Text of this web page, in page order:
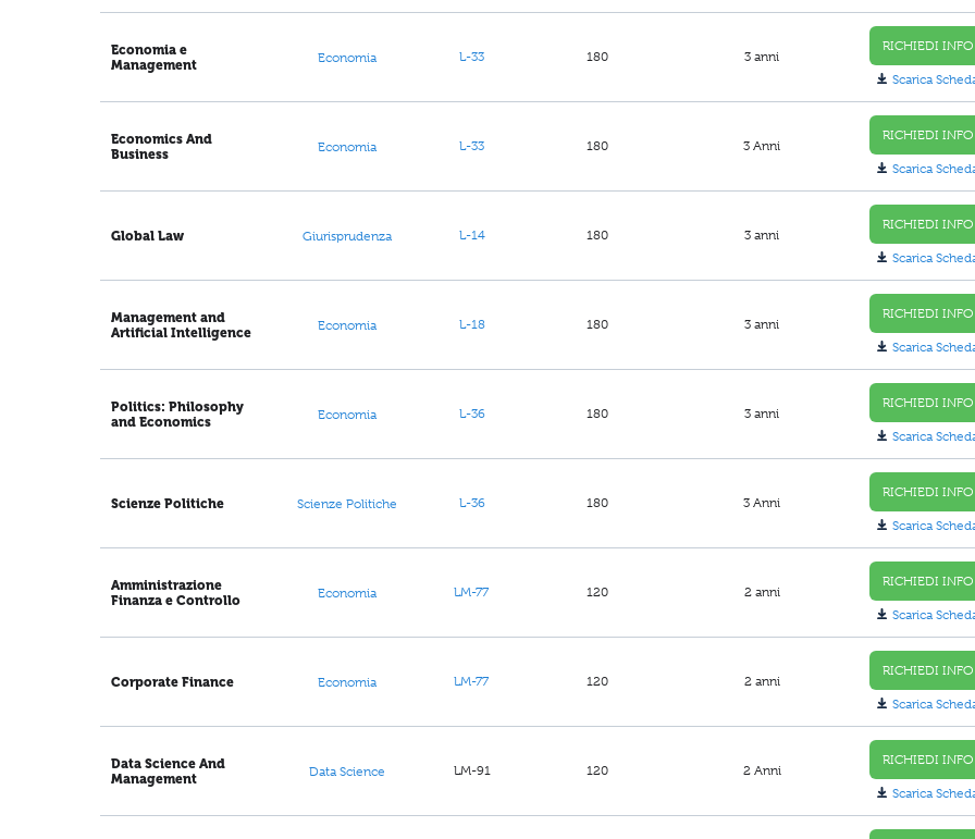
Economia e
Management
Economia L-33 180 3 anni
RICHIEDI INFO
Scarica
Economics And
Business
Economia L-33 180 3 Anni
RICHIEDI INFO
Scarica
Global Law Giurisprudenza L-14 180 3 anni
RICHIEDI INFO
Scarica
Management and
Artificial Intelligence
Economia L-18 180 3 anni
RICHIEDI INFO
Scarica
Politics: Philosophy
and Economics
Economia L-36 180 3 anni
RICHIEDI INFO
Scarica
Scienze Politiche Scienze Politiche L-36 180 3 Anni
RICHIEDI INFO
Scarica
Amministrazione
Finanza e Controllo
Economia LM-77 120 2 anni
RICHIEDI INFO
Scarica
Corporate Finance Economia LM-77 120 2 anni
RICHIEDI INFO
Scarica
Data Science And
Management
Data Science LM-91 120 2 Anni
RICHIEDI INFO
Scarica